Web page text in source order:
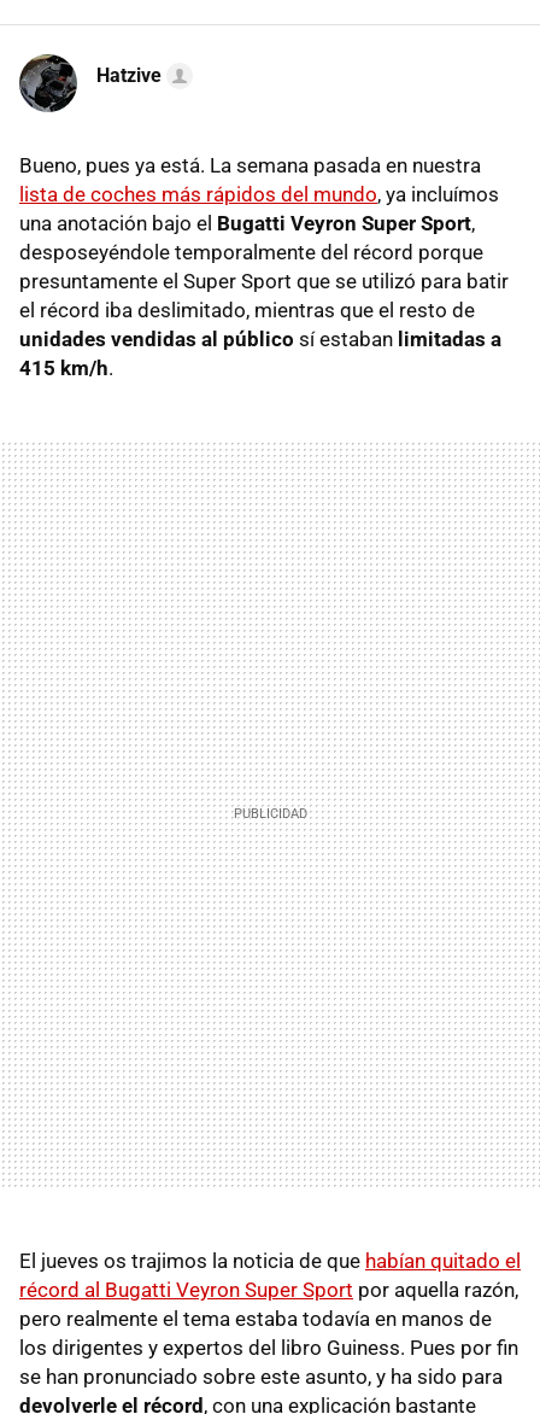
Hatzive
Bueno, pues ya está. La semana pasada en nuestra
lista de coches más rápidos del mundo, ya incluímos
una anotación bajo el Bugatti Veyron Super Sport,
desposeyéndole temporalmente del récord porque
presuntamente el Super Sport que se utilizó para batir
el récord iba deslimitado, mientras que el resto de
unidades vendidas al público sí estaban limitadas a
415 km/h.
El jueves os trajimos la noticia de que habían quitado el
récord al Bugatti Veyron Super Sport por aquella razón,
pero realmente el tema estaba todavía en manos de
los dirigentes y expertos del libro Guiness. Pues por fin
se han pronunciado sobre este asunto, y ha sido para
devolverle el récord, con una explicación bastante